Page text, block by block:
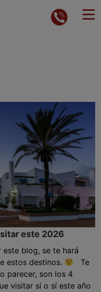
este 2026
este blog, se te hará
estos destinos.
Te
parecer, son los 4
visitar sí o sí este año